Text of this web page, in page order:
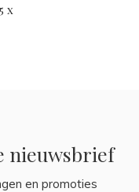
x
nieuwsbrief
en promoties